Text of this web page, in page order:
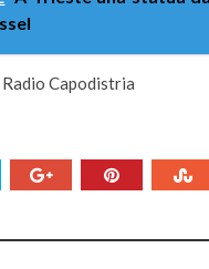
Radio Capodistria